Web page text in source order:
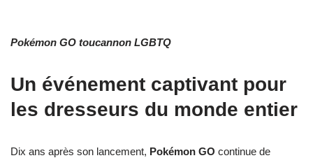
Pokémon GO toucannon LGBTQ
Un événement captivant pour
les dresseurs du monde entier
Dix ans après son lancement, Pokémon GO continue de